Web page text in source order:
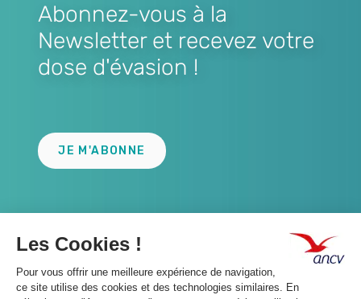
Abonnez-vous à la
Newsletter et recevez votre
dose d'évasion !
JE M'ABONNE